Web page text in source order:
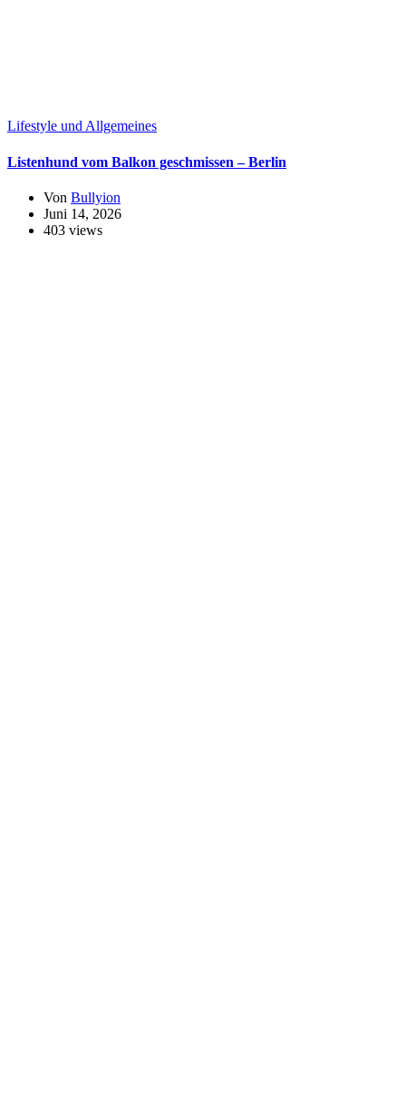
Lifestyle und Allgemeines
Listenhund vom Balkon geschmissen – Berlin
Von Bullyion
Juni 14, 2026
403 views